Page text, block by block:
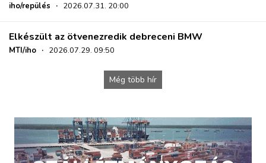
iho/repülés · 2026.07.31. 20:00
Elkészült az ötvenezredik debreceni BMW
MTI/iho · 2026.07.29. 09:50
Még több hír